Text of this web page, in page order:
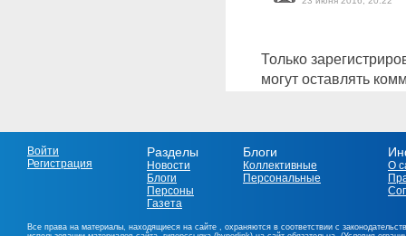
Только
могут оставлять
Войти
Регистрация
Разделы
Новости
Блоги
Персоны
Газета
Блоги
Коллективные
Персональные
О
Все права на материалы, находящиеся на сайте , охраняются в соответствии с